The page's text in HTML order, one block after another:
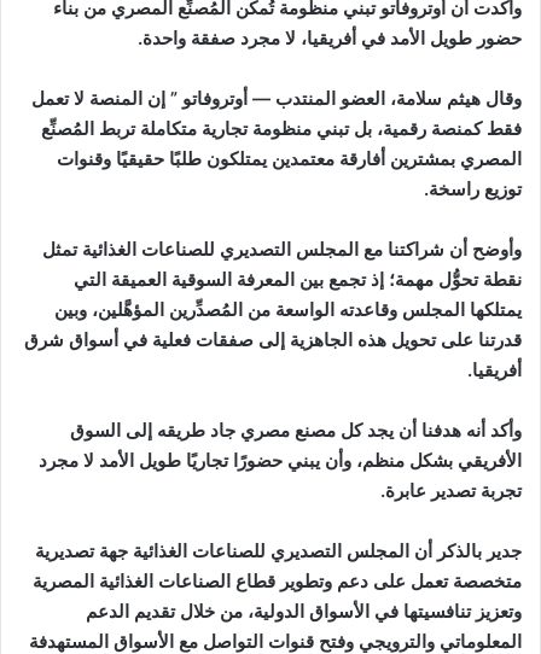
وأكدت أن أوتروفاتو تبني منظومة تُمكِّن المُصنِّع المصري من بناء
حضور طويل الأمد في أفريقيا، لا مجرد صفقة واحدة.
وقال هيثم سلامة، العضو المنتدب — أوتروفاتو ” إن المنصة لا تعمل
فقط كمنصة رقمية، بل تبني منظومة تجارية متكاملة تربط المُصنِّع
المصري بمشترين أفارقة معتمدين يمتلكون طلبًا حقيقيًا وقنوات
توزيع راسخة.
وأوضح أن شراكتنا مع المجلس التصديري للصناعات الغذائية تمثل
نقطة تحوُّل مهمة؛ إذ تجمع بين المعرفة السوقية العميقة التي
يمتلكها المجلس وقاعدته الواسعة من المُصدِّرين المؤهَّلين، وبين
قدرتنا على تحويل هذه الجاهزية إلى صفقات فعلية في أسواق شرق
أفريقيا.
وأكد أنه هدفنا أن يجد كل مصنع مصري جاد طريقه إلى السوق
الأفريقي بشكل منظم، وأن يبني حضورًا تجاريًا طويل الأمد لا مجرد
تجربة تصدير عابرة.
جدير بالذكر أن المجلس التصديري للصناعات الغذائية جهة تصديرية
متخصصة تعمل على دعم وتطوير قطاع الصناعات الغذائية المصرية
وتعزيز تنافسيتها في الأسواق الدولية، من خلال تقديم الدعم
المعلوماتي والترويجي وفتح قنوات التواصل مع الأسواق المستهدفة